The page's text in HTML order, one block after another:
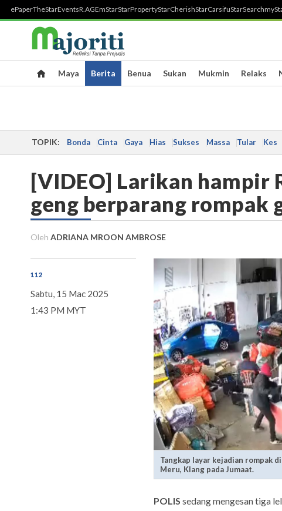
ePaperTheStarEventsR.AGEmStarStarPropertyStarCherishStarCarsifuStarSearch
Maya Berita Benua Sukan Mukmin Relaks
TOPIK: Bonda Cinta Gaya Hias Sukses Massa Tular Kes
[VIDEO] Larikan hampir
geng berparang rompak
Oleh ADRIANA MROON AMBROSE
112
Sabtu, 15 Mac 2025
1:43 PM MYT
Tangkap layar kejadian rompak
Meru, Klang pada Jumaat.
POLIS sedang mengesan tiga